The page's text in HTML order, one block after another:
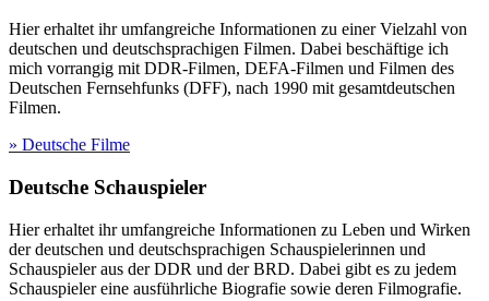
Hier erhaltet ihr umfangreiche Informationen zu einer Vielzahl von
deutschen und deutschsprachigen Filmen. Dabei beschäftige ich
mich vorrangig mit DDR-Filmen, DEFA-Filmen und Filmen des
Deutschen Fernsehfunks (DFF), nach 1990 mit gesamtdeutschen
Filmen.
» Deutsche Filme
Deutsche Schauspieler
Hier erhaltet ihr umfangreiche Informationen zu Leben und Wirken
der deutschen und deutschsprachigen Schauspielerinnen und
Schauspieler aus der DDR und der BRD. Dabei gibt es zu jedem
Schauspieler eine ausführliche Biografie sowie deren Filmografie.